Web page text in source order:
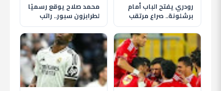
رودري يفتح الباب أمام
برشلونة.. صراع مرتقب
مع ريال مدريد على نجم
مانشستر سيتي
محمد صلاح يوقع رسميًا
لطرابزون سبور.. راتب
ضخم ومكافآت وعائدات
من المنتجات